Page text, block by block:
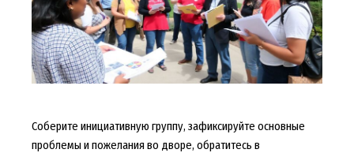
Соберите инициативную группу, зафиксируйте основные
проблемы и пожелания во дворе, обратитесь в